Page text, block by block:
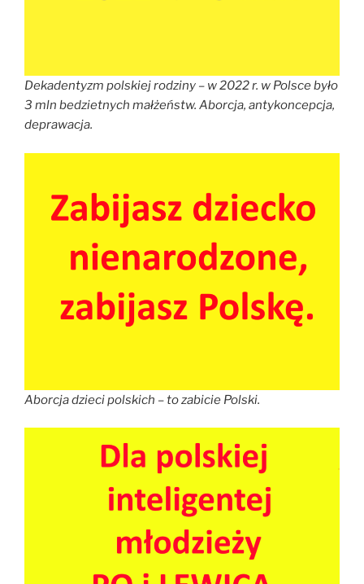
Dekadentyzm polskiej rodziny – w 2022 r. w Polsce było
3 mln bedzietnych małżeństw. Aborcja, antykoncepcja,
deprawacja.
Aborcja dzieci polskich – to zabicie Polski.